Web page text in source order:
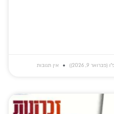
9, 2026)) אין תגובות